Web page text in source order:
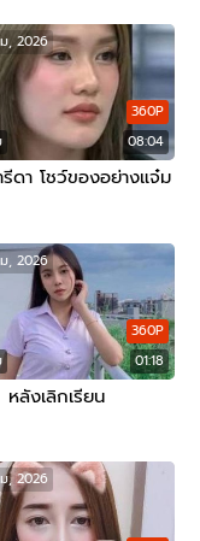
08:04
360P
, 2026
ดา โชว์ของอย่างแจ๋ม
01:18
360P
, 2026
หลังเลิกเรียน
, 2026